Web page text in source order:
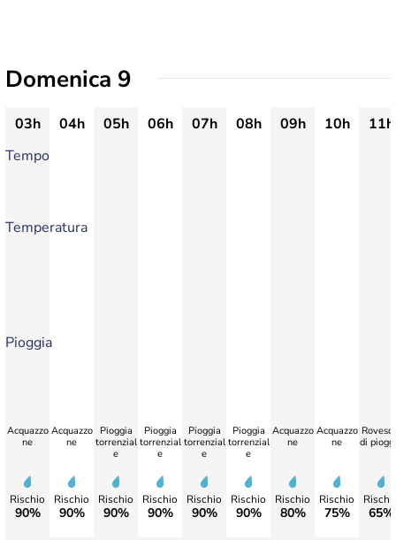
Domenica 9
03h 04h 05h 06h 07h 08h 09h 10h
11h
Tempo
Temperatura
Pioggia
Acquazzo
ne
Rischio
90%
Acquazzo
ne
Rischio
90%
Pioggia
torrenzial
e
Rischio
90%
Pioggia
torrenzial
e
Rischio
90%
Pioggia
torrenzial
e
Rischio
90%
Pioggia
torrenzial
e
Rischio
90%
Acquazzo
ne
Rischio
80%
Acquazzo
ne
Rischio
75%
di
65%